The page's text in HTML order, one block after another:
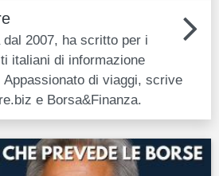
dal 2007, ha scritto per i
italiani di informazione
Appassionato di viaggi, scrive
e Borsa&Finanza.